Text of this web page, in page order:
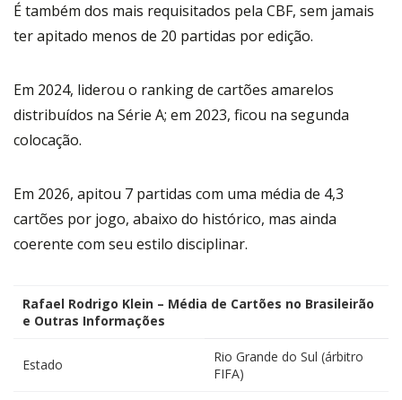
É também dos mais requisitados pela CBF, sem jamais
ter apitado menos de 20 partidas por edição.
Em 2024, liderou o ranking de cartões amarelos
distribuídos na Série A; em 2023, ficou na segunda
colocação.
Em 2026, apitou 7 partidas com uma média de 4,3
cartões por jogo, abaixo do histórico, mas ainda
coerente com seu estilo disciplinar.
Rafael Rodrigo Klein – Média de Cartões no Brasileirão
e Outras Informações
Estado
Rio Grande do Sul (árbitro
FIFA)